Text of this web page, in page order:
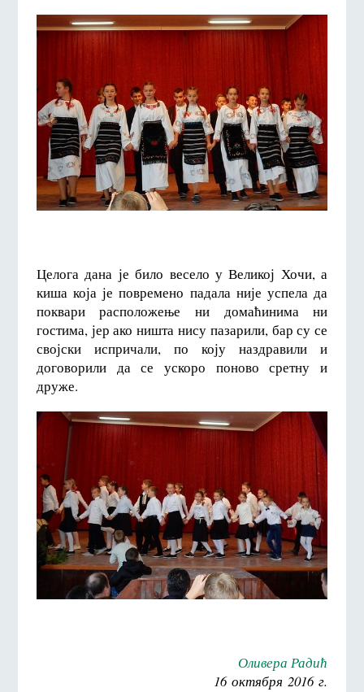
Целога дана је било весело у Великој Хочи, а
киша која је повремено падала није успела да
поквари расположење ни домаћинима ни
гостима, јер ако ништа нису пазарили, бар су се
својски испричали, по коју наздравили и
договорили да се ускоро поново сретну и
друже.
Оливера Радић
16 октября 2016 г.